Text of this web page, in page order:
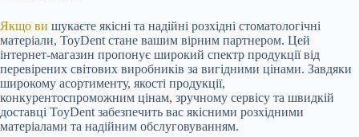
Якщо ви шукаєте якісні та надійні розхідні стоматологічні
матеріали, ToyDent стане вашим вірним партнером. Цей
інтернет-магазин пропонує широкий спектр продукції від
перевірених світових виробників за вигідними цінами. Завдяки
широкому асортименту, якості продукції,
конкурентоспроможним цінам, зручному сервісу та швидкій
доставці ToyDent забезпечить вас якісними розхідними
матеріалами та надійним обслуговуванням.